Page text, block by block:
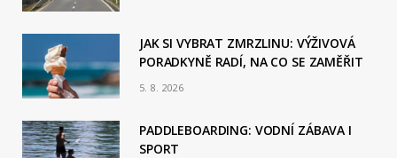
k
JAK SI VYBRAT ZMRZLINU: VÝŽIVOVÁ
PORADKYNĚ RADÍ, NA CO SE ZAMĚŘIT
5. 8. 2026
PADDLEBOARDING: VODNÍ ZÁBAVA I
SPORT